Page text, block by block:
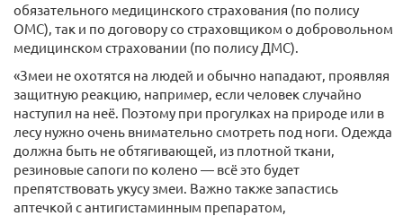
обязательного медицинского страхования (по полису
ОМС), так и по договору со страховщиком о добровольном
медицинском страховании (по полису ДМС).
«Змеи не охотятся на людей и обычно нападают, проявляя
защитную реакцию, например, если человек случайно
наступил на неё. Поэтому при прогулках на природе или в
лесу нужно очень внимательно смотреть под ноги. Одежда
должна быть не обтягивающей, из плотной ткани,
резиновые сапоги по колено — всё это будет
препятствовать укусу змеи. Важно также запастись
аптечкой с антигистаминным препаратом,